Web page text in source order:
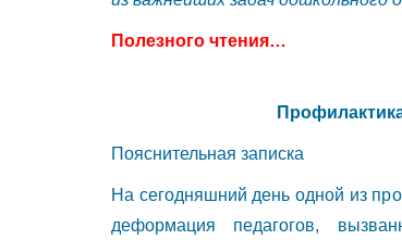
Полезного чтения…
Пояснительная записка
На сегодняшний день одной из
деформация педагогов,